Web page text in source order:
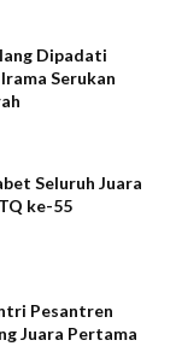
Kitab
Serang 2026
Kitab Kuning
dan Pagar Nusa
Dipadati
Serukan
Seluruh Juara
ke-55
Pesantren
Juara Pertama